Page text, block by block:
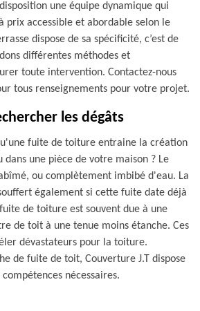
une équipe dynamique qui
prix accessible et abordable selon le
dispose de sa spécificité, c’est de
différentes méthodes et
toute intervention. Contactez-nous
tous renseignements pour votre projet.
les dégâts
fuite de toiture entraine la création
une pièce de votre maison ? Le
ou complètement imbibé d'eau. La
également si cette fuite date déjà
de toiture est souvent due à une
de toit à une tenue moins étanche. Ces
dévastateurs pour la toiture.
de fuite de toit, Couverture J.T dispose
nécessaires.